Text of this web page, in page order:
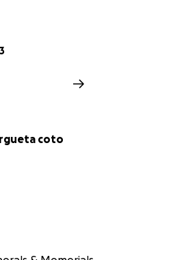
Siempre vivirás en nuestros
3
coto